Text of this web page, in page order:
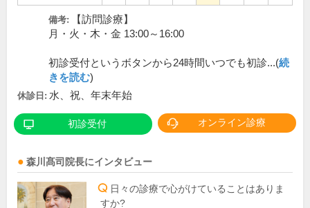
備考:
【訪問診療】
月・火・木・金 13:00～16:00
初診受付というボタンから24時間いつでも初診...(続
きを読む)
休診日: 水、祝、年末年始
初診受付 オンライン診療
森川髙司 院長にインタビュー
日々の診療で心がけていることはありま
すか?